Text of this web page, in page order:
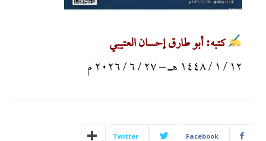
كتبه: أبو طارق إحسان العتيبي
١٢ / ١ / ١٤٤٨ هـ – ٢٧ / ٦ / ٢٠٢٦ م
Facebook
Twitter